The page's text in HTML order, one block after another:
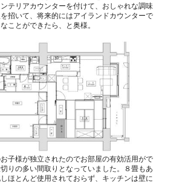
テリアカウンターを付けて、おしゃれな調味
招いて、将来的にはアイランドカウンターで
ことができたら、と奥様。
子様が独立されたのでお部屋の有効活用がで
りの多い間取りとなっていました。８畳もあ
ほとんど使用されておらず、キッチンは壁に